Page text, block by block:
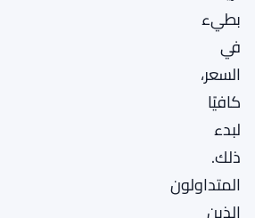
بطيء
في
السعر،
كافيًا
لبدء
ذلك.
المتداولون
الذين